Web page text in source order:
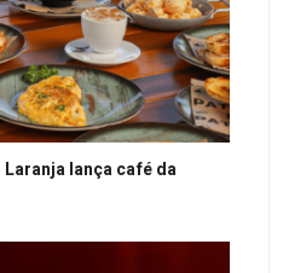
lança café da